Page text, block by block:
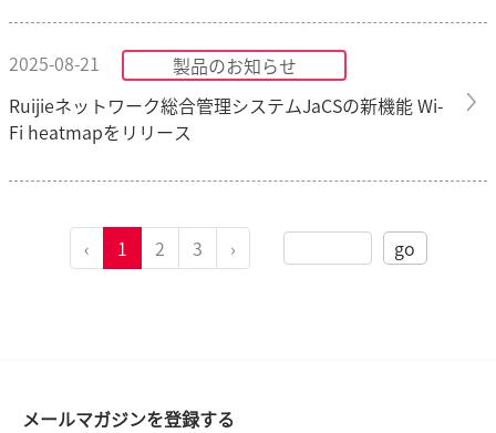
2025-08-21
製品のお知らせ
Ruijieネットワーク総合管理システムJaCSの新機能 Wi-
Fi heatmapをリリース
‹ 1 2 3 › go
メールマガジンを登録する